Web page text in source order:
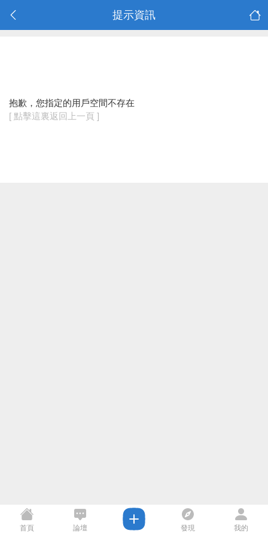
提示資訊
抱歉，您指定的用戶空間不存在
[ 點擊這裏返回上一頁 ]
首頁 論壇 發現 我的